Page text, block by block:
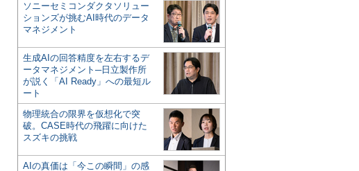
ソニーセミコンダクタソリュー
ションズが挑むAI時代のデータ
マネジメント
生成AIの回答精度を左右するデ
ータマネジメント─日立製作所
が説く「AI Ready」への最短ル
ート
物理統合の限界を仮想化で突
破。CASE時代の飛躍に向けた
スズキの挑戦
AIの真価は「今この瞬間」の感